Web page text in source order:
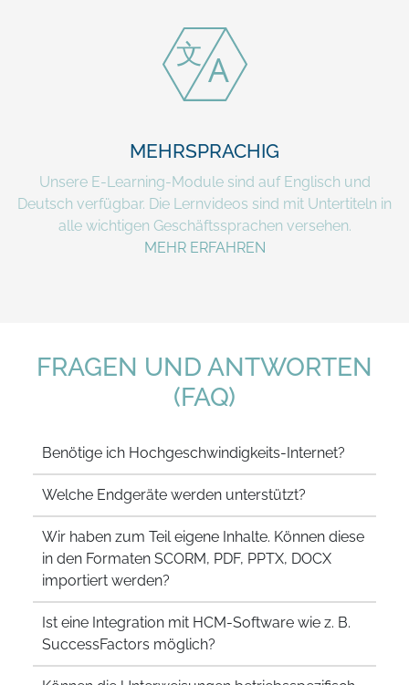
MEHRSPRACHIG
Unsere E-Learning-Module sind auf Englisch und
Deutsch verfügbar. Die Lernvideos sind mit Untertiteln in
alle wichtigen Geschäftssprachen versehen.
MEHR ERFAHREN
FRAGEN UND ANTWORTEN
(FAQ)
Benötige ich Hochgeschwindigkeits-Internet?
Welche Endgeräte werden unterstützt?
Wir haben zum Teil eigene Inhalte. Können diese
in den Formaten SCORM, PDF, PPTX, DOCX
importiert werden?
Ist eine Integration mit HCM-Software wie z. B.
SuccessFactors möglich?